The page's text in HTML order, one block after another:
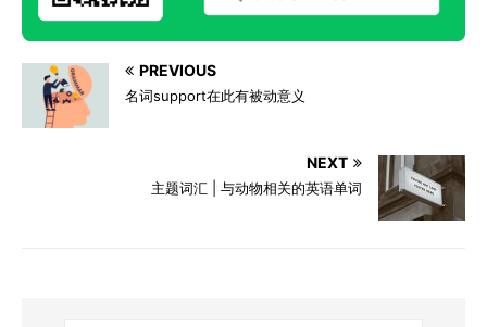
PREVIOUS
名词support在此有被动意义
NEXT
主题词汇 | 与动物相关的英语单词